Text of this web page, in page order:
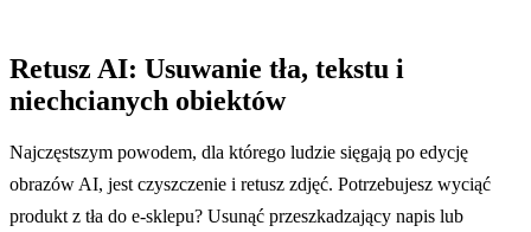
Retusz AI: Usuwanie tła, tekstu i
niechcianych obiektów
Najczęstszym powodem, dla którego ludzie sięgają po edycję
obrazów AI, jest czyszczenie i retusz zdjęć. Potrzebujesz wyciąć
produkt z tła do e-sklepu? Usunąć przeszkadzający napis lub